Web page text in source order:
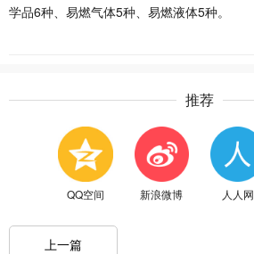
学品6种、易燃气体5种、易燃液体5种。
推荐
QQ空间 新浪微博 人人网
上一篇